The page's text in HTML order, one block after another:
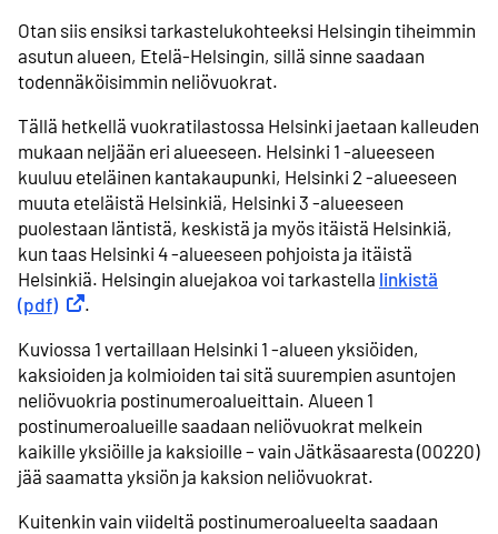
Otan siis ensiksi tarkastelukohteeksi Helsingin tiheimmin
asutun alueen, Etelä-Helsingin, sillä sinne saadaan
todennäköisimmin neliövuokrat.
Tällä hetkellä vuokratilastossa Helsinki jaetaan kalleuden
mukaan neljään eri alueeseen. Helsinki 1 -alueeseen
kuuluu eteläinen kantakaupunki, Helsinki 2 -alueeseen
muuta eteläistä Helsinkiä, Helsinki 3 -alueeseen
puolestaan läntistä, keskistä ja myös itäistä Helsinkiä,
kun taas Helsinki 4 -alueeseen pohjoista ja itäistä
Helsinkiä. Helsingin aluejakoa voi tarkastella linkistä
(pdf) Ulkoinen linkki
.
Kuviossa 1 vertaillaan Helsinki 1 -alueen yksiöiden,
kaksioiden ja kolmioiden tai sitä suurempien asuntojen
neliövuokria postinumeroalueittain. Alueen 1
postinumeroalueille saadaan neliövuokrat melkein
kaikille yksiöille ja kaksioille – vain Jätkäsaaresta (00220)
jää saamatta yksiön ja kaksion neliövuokrat.
Kuitenkin vain viideltä postinumeroalueelta saadaan